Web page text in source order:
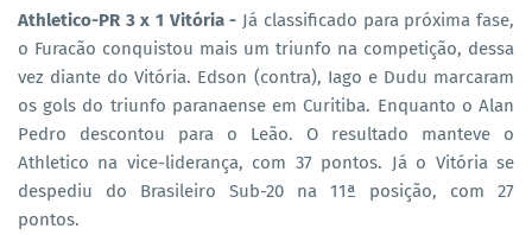
Athletico-PR 3 x 1 Vitória - Já classificado para próxima fase,
o Furacão conquistou mais um triunfo na competição, dessa
vez diante do Vitória. Edson (contra), Iago e Dudu marcaram
os gols do triunfo paranaense em Curitiba. Enquanto o Alan
Pedro descontou para o Leão. O resultado manteve o
Athletico na vice-liderança, com 37 pontos. Já o Vitória se
despediu do Brasileiro Sub-20 na 11ª posição, com 27
pontos.